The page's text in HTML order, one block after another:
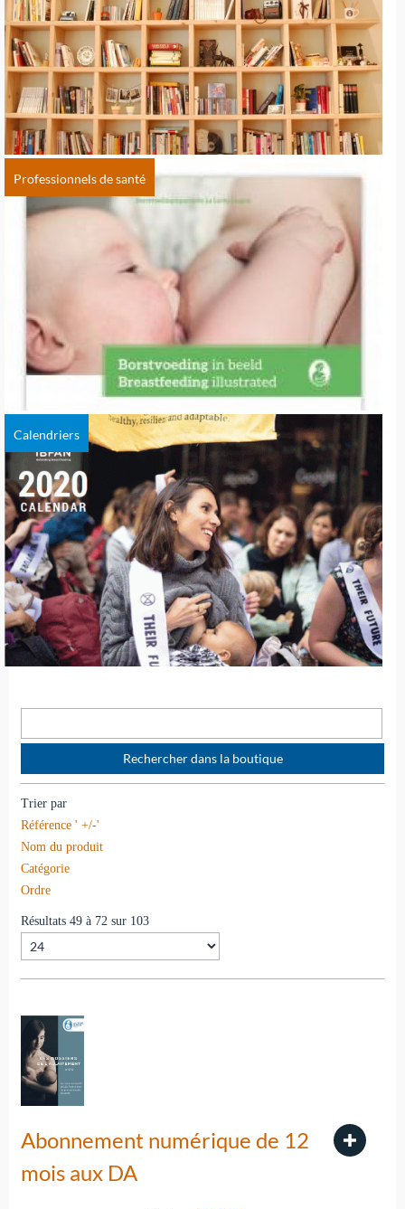
Professionnels de santé
Calendriers
Trier par
Référence ' +/-'
Nom du produit
Catégorie
Ordre
Résultats 49 à 72 sur 103
Abonnement numérique de 12
mois aux DA